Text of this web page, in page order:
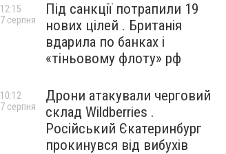
Під санкції потрапили 19
нових цілей . Британія
вдарила по банках і
«тіньовому флоту» рф
12:15
7 серпня
Дрони атакували черговий
склад Wildberries .
Російський Єкатеринбург
прокинувся від вибухів
10:12
7 серпня